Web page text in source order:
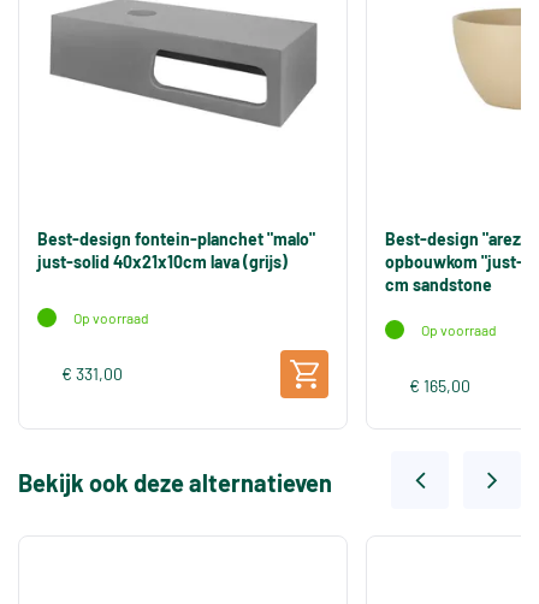
Best-design fontein-planchet "malo"
just-solid 40x21x10cm lava (grijs)
Op voorraad
€ 331,00
Best-design
opbouwkom "just-
cm sandstone
Op voorraad
€ 165,00
Bekijk ook deze alternatieven